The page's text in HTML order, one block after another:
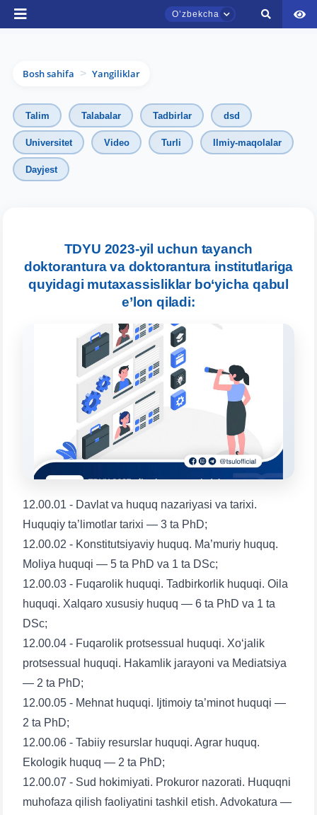
Oʼzbekcha
Bosh sahifa > Yangiliklar
Talim Talabalar Tadbirlar dsd
Universitet Video Turli Ilmiy-maqolalar
Dayjest
TDYU 2023-yil uchun tayanch
doktorantura va doktorantura institutlariga
quyidagi mutaxassisliklar bo‘yicha qabul
e’lon qiladi:
12.00.01 - Davlat va huquq nazariyasi va tarixi.
Huquqiy ta’limotlar tarixi — 3 ta PhD;
12.00.02 - Konstitutsiyaviy huquq. Ma’muriy huquq.
Moliya huquqi — 5 ta PhD va 1 ta DSc;
12.00.03 - Fuqarolik huquqi. Tadbirkorlik huquqi. Oila
huquqi. Xalqaro xususiy huquq — 6 ta PhD va 1 ta
DSc;
12.00.04 - Fuqarolik protsessual huquqi. Xo‘jalik
protsessual huquqi. Hakamlik jarayoni va Mediatsiya
— 2 ta PhD;
12.00.05 - Mehnat huquqi. Ijtimoiy ta’minot huquqi —
2 ta PhD;
12.00.06 - Tabiiy resurslar huquqi. Agrar huquq.
Ekologik huquq — 2 ta PhD;
12.00.07 - Sud hokimiyati. Prokuror nazorati. Huquqni
muhofaza qilish faoliyatini tashkil etish. Advokatura —
Assalomu alaykum! TDYU qabul murojaatlari
chatiga xush kelibsiz.
Qabul bo'yicha murojaatlaringizni ushbu
Mavzuni tanlang — keyin shu mavzudagi aniq
savollar chiqadi:
1. Hujjatlar (bakalavr) (5) 2. Hujjatlar (magistr) (4)
3. Suhbat (bakalavr) (8)
5. To'lov-kontrakt (2)